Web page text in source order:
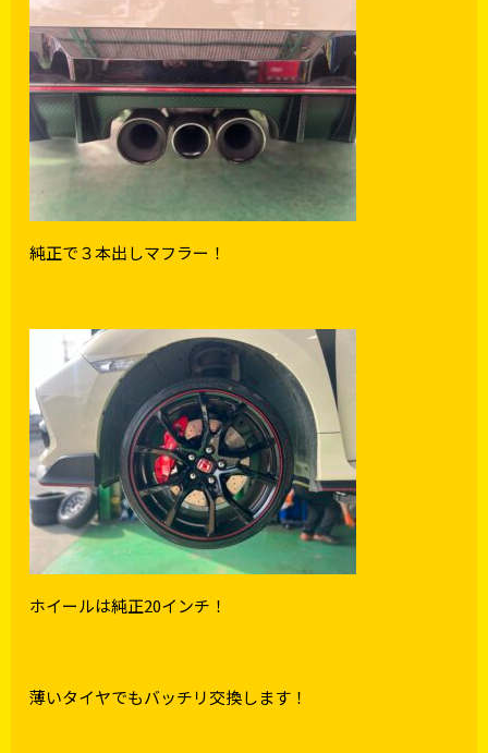
純正で３本出しマフラー！
ホイールは純正20インチ！
薄いタイヤでもバッチリ交換します！